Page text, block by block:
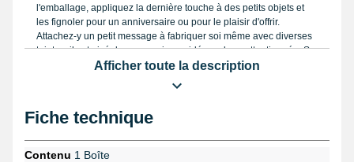
l'emballage, appliquez la dernière touche à des petits objets et
les fignoler pour un anniversaire ou pour le plaisir d'offrir.
Attachez-y un petit message à fabriquer soi même avec diverses
teintes, il est aisé de concevoir une idée cadeau attentionnée. Se
dispenser les accidents du pliage et constituer un beau paquet
largeur, cette boîte en carton mesure 5,3 cm, 8,0 cm pour la
bague par exemple avec son format.
Afficher toute la description
Fiche technique
Contenu 1 Boîte